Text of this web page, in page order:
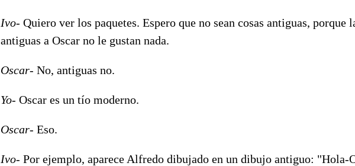
Ivo- Quiero ver los paquetes. Espero que no sean cosas antiguas, porque
antiguas a Oscar no le gustan nada.
Oscar- No, antiguas no.
Yo- Oscar es un tío moderno.
Oscar- Eso.
Ivo- Por ejemplo, aparece Alfredo dibujado en un dibujo antiguo: "Hola-